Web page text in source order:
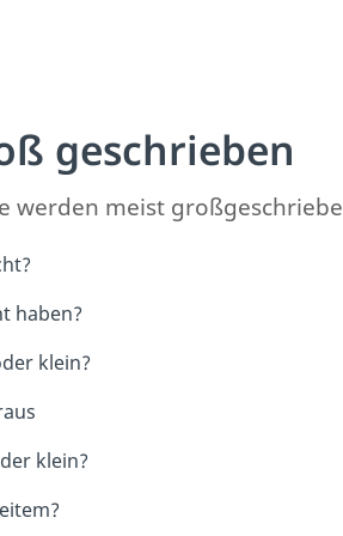
geschrieben
werden meist
haben?
klein?
klein?